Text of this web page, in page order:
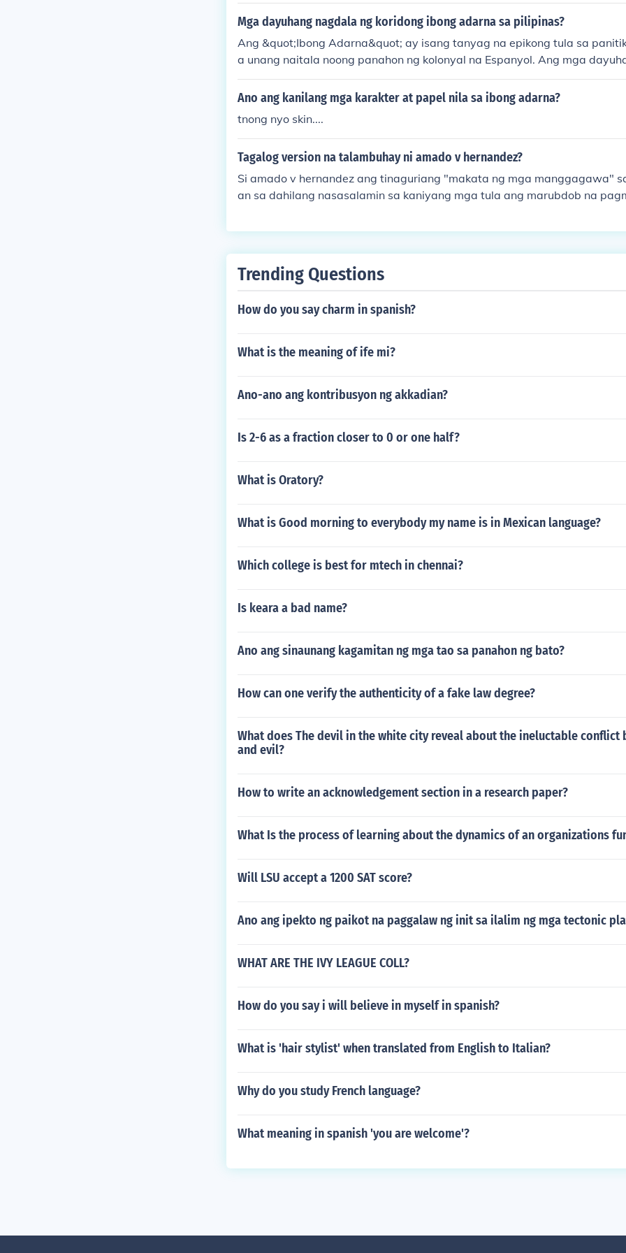
aguhin ang lipunan.
Mga dayuhang nagdala ng koridong ibong adarna sa pilipinas?
Ang &quot;Ibong Adarna&quot; ay isang tanyag na epikong tula sa
a unang naitala noong panahon ng kolonyal na Espanyol. Ang mga
na Espanyol, tulad ni José de la Cruz (aka Huseng Batute), ay nag-
ganap ng mga kuwentong bayan at epiko, kabilang ang &quot;Ibong
luwensyahan ng mga banyagang kultura. Sa kabila ng mga
ng mahalaga ang &quot;Ibong Adarna&quot; bilang bahagi ng kulturang
Ano ang kanilang mga karakter at papel nila sa ibong adarna?
tnong nyo skin....
Tagalog version na talambuhay ni amado v hernandez?
Si amado v hernandez ang tinaguriang "makata ng mga manggagawa"
an sa dahilang nasasalamin sa kaniyang mga tula ang marubdob na
m,aliw-iw. Mga akda: isang dipang langit mga ibong mandaragit luha ng
Trending Questions
How do you say charm in spanish?
What is the meaning of ife mi?
Ano-ano ang kontribusyon ng akkadian?
Is 2-6 as a fraction closer to 0 or one half?
What is Oratory?
What is Good morning to everybody my name is in Mexican language?
Which college is best for mtech in chennai?
Is keara a bad name?
Ano ang sinaunang kagamitan ng mga tao sa panahon ng bato?
How can one verify the authenticity of a fake law degree?
What does The devil in the white city reveal about the ineluctable conflict
and evil?
How to write an acknowledgement section in a research paper?
What Is the process of learning about the dynamics of an organizations
Will LSU accept a 1200 SAT score?
Ano ang ipekto ng paikot na paggalaw ng init sa ilalim ng mga tectonic
WHAT ARE THE IVY LEAGUE COLL?
How do you say i will believe in myself in spanish?
What is 'hair stylist' when translated from English to Italian?
Why do you study French language?
What meaning in spanish 'you are welcome'?